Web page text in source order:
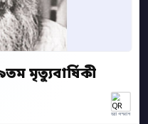
মৃত্যুবার্ষিকী
অ্যাপ স্ক্যান